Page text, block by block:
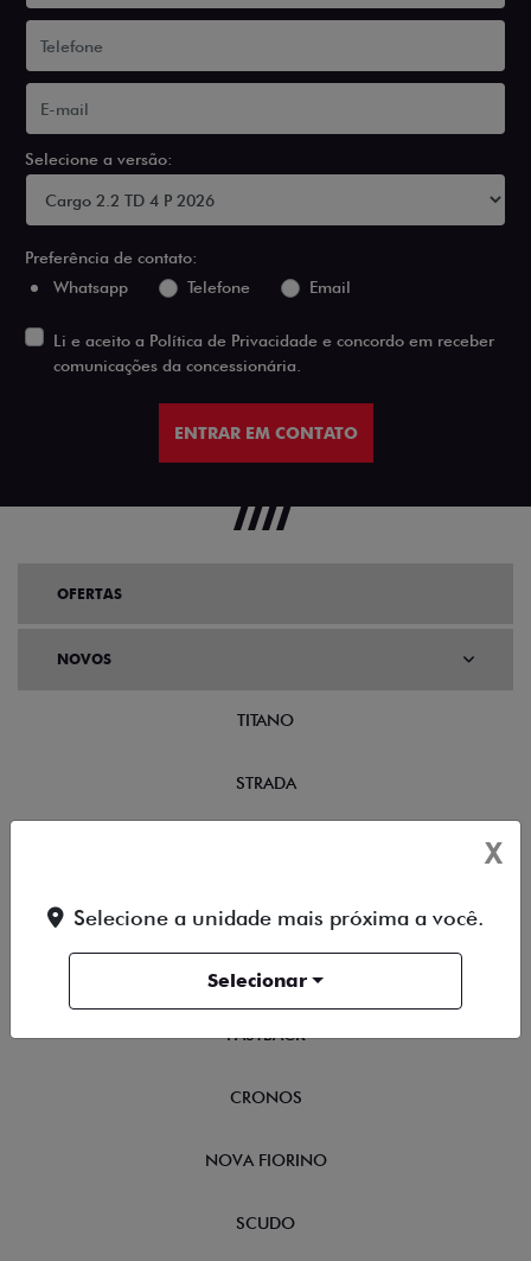
Selecione a versão:
Preferência de contato:
Whatsapp
Telefone Email
Li e aceito a Política de Privacidade e concordo em receber
comunicações da concessionária.
ENTRAR EM CONTATO
OFERTAS
NOVOS
TITANO
STRADA
FASTBACK HYBRID
PULSE
FASTBACK
CRONOS
NOVA FIORINO
SCUDO
X
Selecione a unidade mais próxima a você.
Selecionar